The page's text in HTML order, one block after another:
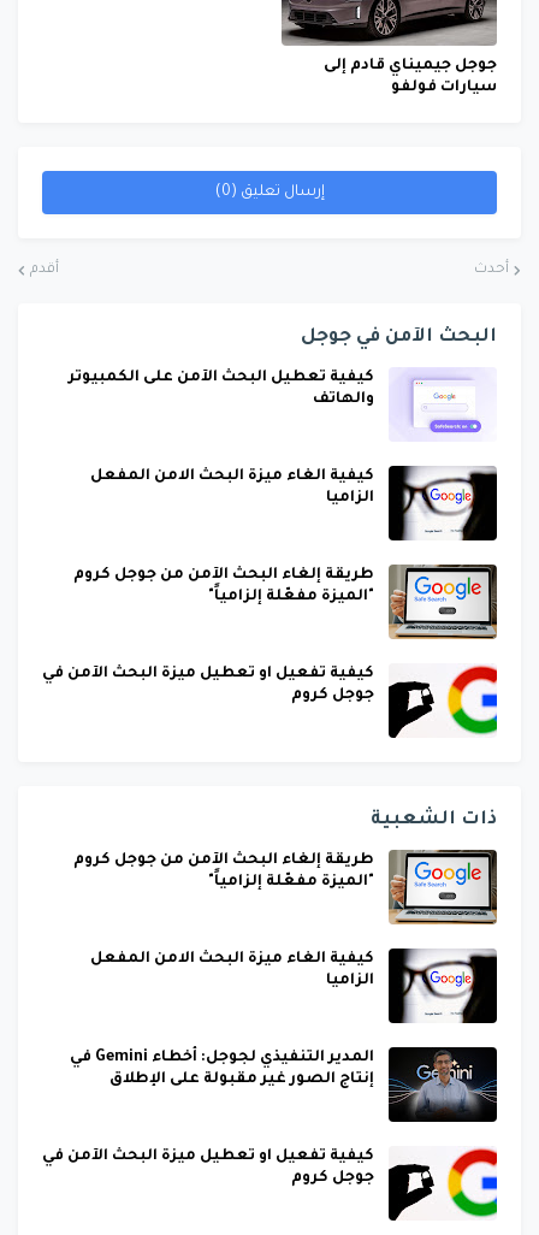
جوجل جيميناي قادم إلى
سيارات فولفو
إرسال تعليق (0)
أحدث أقدم
البحث الآمن في جوجل
كيفية تعطيل البحث الآمن على الكمبيوتر
والهاتف
كيفية الغاء ميزة البحث الامن المفعل
الزاميا
طريقة إلغاء البحث الآمن من جوجل كروم
"الميزة مفعّلة إلزامياً"
كيفية تفعيل او تعطيل ميزة البحث الآمن في
جوجل كروم
ذات الشعبية
طريقة إلغاء البحث الآمن من جوجل كروم
"الميزة مفعّلة إلزامياً"
كيفية الغاء ميزة البحث الامن المفعل
الزاميا
المدير التنفيذي لجوجل: أخطاء Gemini في
إنتاج الصور غير مقبولة على الإطلاق
كيفية تفعيل او تعطيل ميزة البحث الآمن في
جوجل كروم